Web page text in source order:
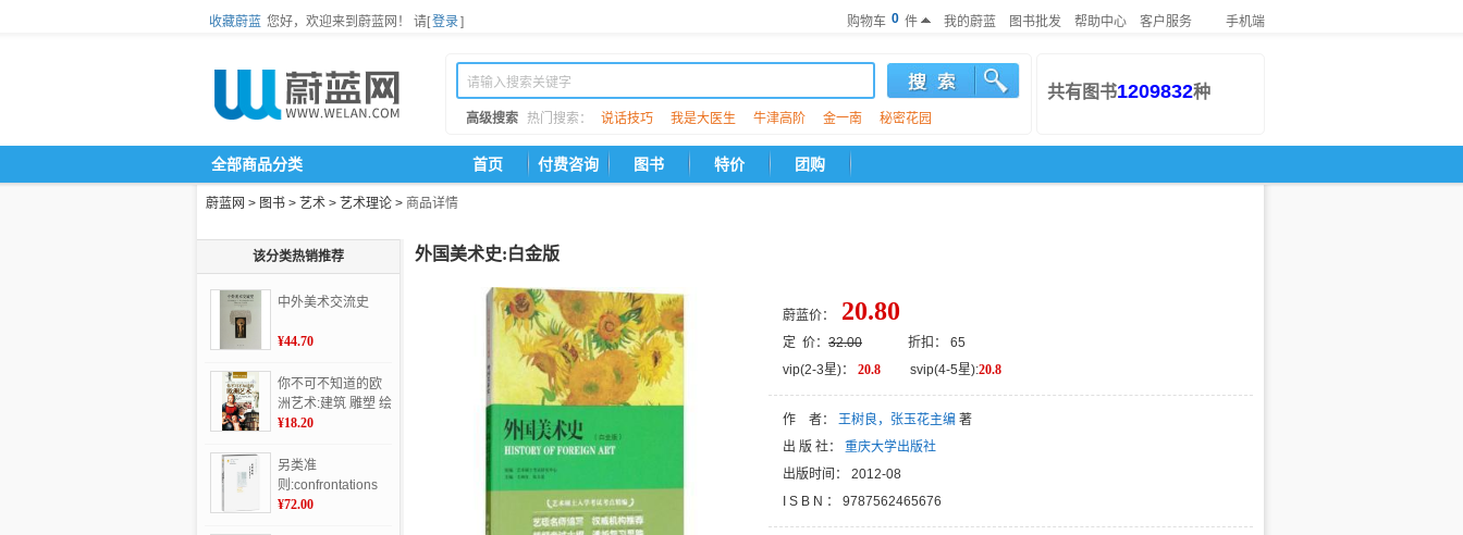
收藏蔚蓝 您好，欢迎来到蔚蓝网！ 请[登录] 购物车 0 件 我的蔚蓝 图书批发 帮助中心 客户服务 手机端
高级搜索 热门搜索： 说话技巧 我是大医生 牛津高阶 金一南 秘密花园
共有图书1209832种
全部商品分类 首页 付费咨询 图书 特价 团购
蔚蓝网 > 图书 > 艺术 > 艺术理论 > 商品详情
该分类热销推荐
中外美术交流史
¥44.70
你不可不知道的欧
洲艺术:建筑 雕塑 绘
画
¥18.20
另类准
则:confrontations
with twentieth-
¥72.00
外国美术史:白金版
蔚蓝价： 20.80
定 价： 32.00 折扣： 65
vip(2-3星)： 20.8 svip(4-5星):20.8
作 者： 王树良，张玉花主编 著
出 版 社：
重庆大学出版社
出版时间：
2012-08
I S B N ：
9787562465676